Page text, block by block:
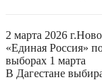
2 марта 2026 г.
«Единая Россия»
выборах 1 марта
В Дагестане